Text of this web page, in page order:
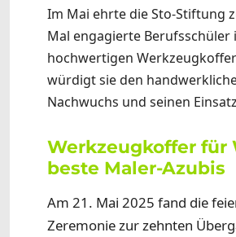
Im Mai ehrte die Sto-Stiftung
Mal engagierte Berufsschüler
hochwertigen
würdigt sie den
Nachwuchs und seinen
Werkzeugkoffer für
beste Maler-Azubis
Am 21. Mai 2025 fand die
Zeremonie zur zehnten